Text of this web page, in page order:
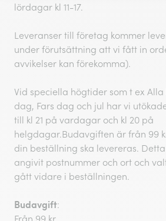
lördagar kl 11-17.
Leveranser till företag kommer
under förutsättning att vi fått in
avvikelser kan förekomma).
Vid speciella högtider som t ex
dag, Fars dag och jul har vi
till kl 21 på vardagar och kl 20 på
helgdagar.Budavgiften är från 99
din beställning ska levereras.
angivit postnummer och ort och
gått vidare i beställningen.
Budavgift:
Från 99 kr